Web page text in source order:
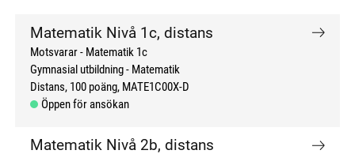
Matematik Nivå 1c, distans
Motsvarar - Matematik 1c
Gymnasial utbildning
Matematik
Distans 100 poäng MATE1C00X-D
Öppen för ansökan
Matematik Nivå 2b, distans